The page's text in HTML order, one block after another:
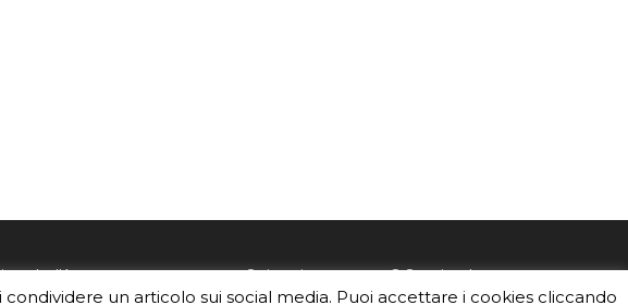
de l'Astronomo
inviarci le tue foto o i
Sei un insegnante? Scarica la nostra
brochureda distribuire nella tua
un articolo sui social media. Puoi accettare i cookies cliccando